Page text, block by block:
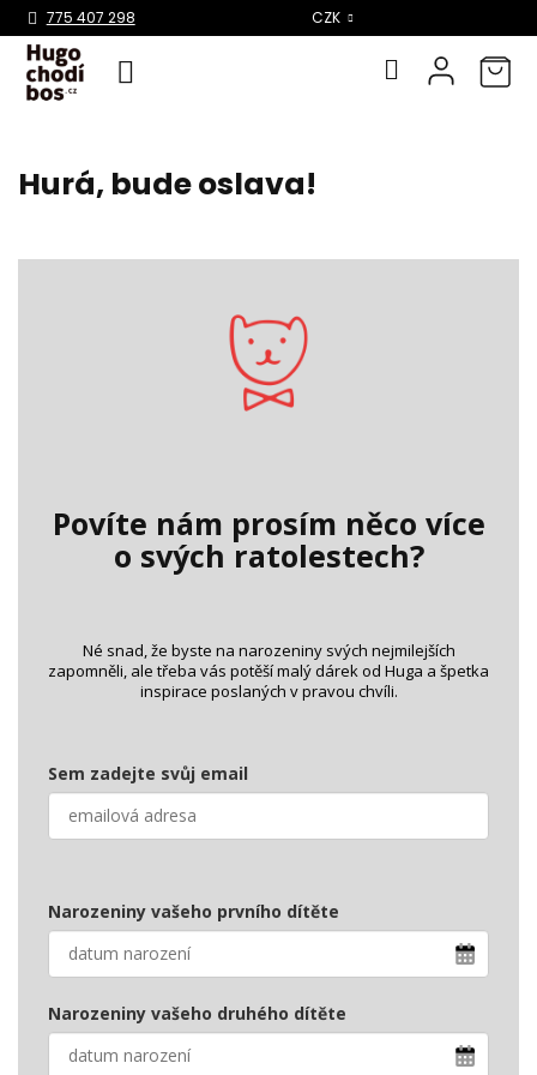
obsah
775 407 298 CZK
Hurá, bude oslava!
Povíte nám prosím něco více
o svých ratolestech?
Né snad, že byste na narozeniny svých nejmilejších
zapomněli, ale třeba vás potěší malý dárek od Huga a špetka
inspirace poslaných v pravou chvíli.
Sem zadejte svůj email
Narozeniny vašeho prvního dítěte
Narozeniny vašeho druhého dítěte